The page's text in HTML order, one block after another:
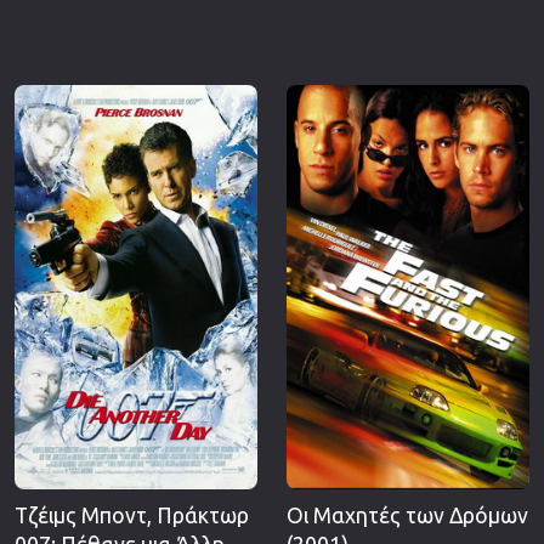
Τζέιμς Μποντ, Πράκτωρ
Οι Μαχητές των Δρόμων